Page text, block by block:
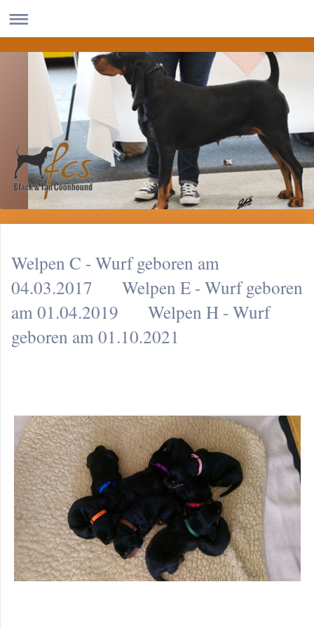
Welpen C - Wurf geboren am
04.03.2017 Welpen E - Wurf geboren
am 01.04.2019 Welpen H - Wurf
geboren am 01.10.2021